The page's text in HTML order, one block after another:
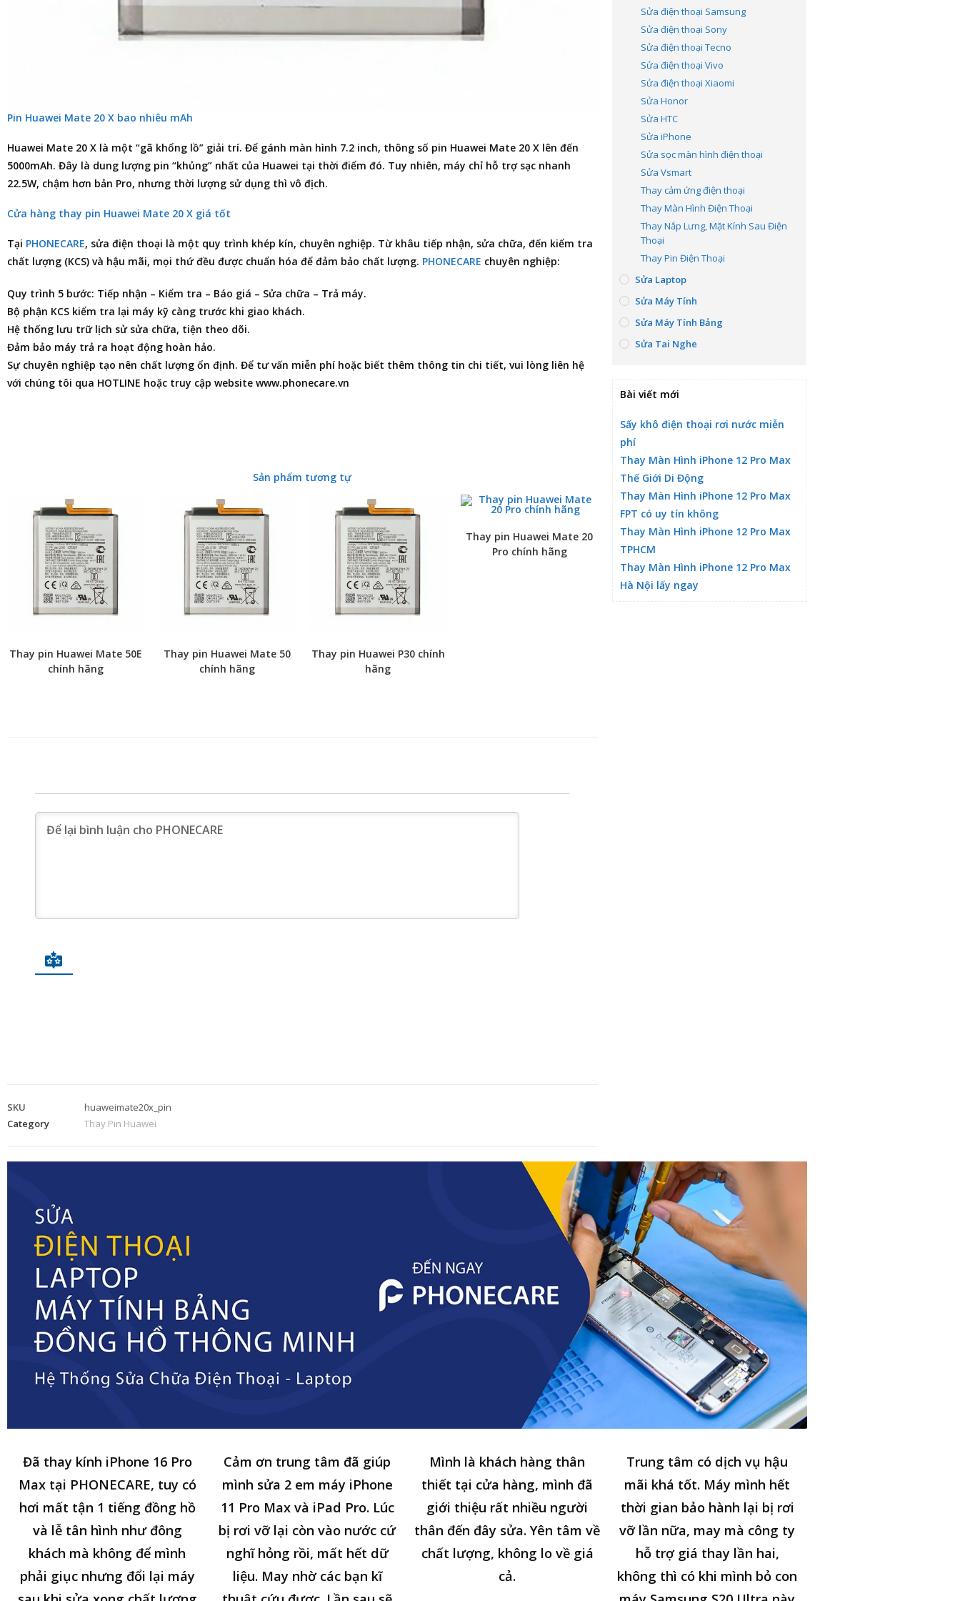
Pin Huawei Mate 20 X bao nhiêu mAh
Huawei Mate 20 X là một “gã khổng lồ” giải trí. Để gánh màn hình 7.2 inch, thông số pin Huawei Mate 20 X lên đến
5000mAh. Đây là dung lượng pin “khủng” nhất của Huawei tại thời điểm đó. Tuy nhiên, máy chỉ hỗ trợ sạc nhanh
22.5W, chậm hơn bản Pro, nhưng thời lượng sử dụng thì vô địch.
Cửa hàng thay pin Huawei Mate 20 X giá tốt
Tại PHONECARE, sửa điện thoại là một quy trình khép kín, chuyên nghiệp. Từ khâu tiếp nhận, sửa chữa, đến kiểm tra
chất lượng (KCS) và hậu mãi, mọi thứ đều được chuẩn hóa để đảm bảo chất lượng. PHONECARE chuyên nghiệp:
Quy trình 5 bước: Tiếp nhận – Kiểm tra – Báo giá – Sửa chữa – Trả máy.
Bộ phận KCS kiểm tra lại máy kỹ càng trước khi giao khách.
Hệ thống lưu trữ lịch sử sửa chữa, tiện theo dõi.
Đảm bảo máy trả ra hoạt động hoàn hảo.
Sự chuyên nghiệp tạo nên chất lượng ổn định. Để tư vấn miễn phí hoặc biết thêm thông tin chi tiết, vui lòng liên hệ
với chúng tôi qua HOTLINE hoặc truy cập website www.phonecare.vn
Sản phẩm tương tự
Thay pin Huawei Mate 50E
chính hãng
Thay pin Huawei Mate 50
chính hãng
Thay pin Huawei P30 chính
hãng
Thay pin Huawei Mate 20
Pro chính hãng
SKU
huaweimate20x_pin
Category
Thay Pin Huawei
Sửa điện thoại Samsung
Sửa điện thoại Sony
Sửa điện thoại Tecno
Sửa điện thoại Vivo
Sửa điện thoại Xiaomi
Sửa Honor
Sửa HTC
Sửa iPhone
Sửa sọc màn hình điện thoại
Sửa Vsmart
Thay cảm ứng điện thoại
Thay Màn Hình Điện Thoại
Thay Nắp Lưng, Mặt Kính Sau Điện
Thoại
Thay Pin Điện Thoại
Sửa Laptop
Sửa Máy Tính
Sửa Máy Tính Bảng
Sửa Tai Nghe
Bài viết mới
Sấy khô điện thoại rơi nước miễn
phí
Thay Màn Hình iPhone 12 Pro Max
Thế Giới Di Động
Thay Màn Hình iPhone 12 Pro Max
FPT có uy tín không
Thay Màn Hình iPhone 12 Pro Max
TPHCM
Thay Màn Hình iPhone 12 Pro Max
Hà Nội lấy ngay
Đã thay kính iPhone 16 Pro
Max tại PHONECARE, tuy có
hơi mất tận 1 tiếng đồng hồ
và lễ tân hình như đông
khách mà không để mình
phải giục nhưng đổi lại máy
Cảm ơn trung tâm đã giúp
mình sửa 2 em máy iPhone
11 Pro Max và iPad Pro. Lúc
bị rơi vỡ lại còn vào nước cứ
nghĩ hỏng rồi, mất hết dữ
liệu. May nhờ các bạn kĩ
Mình là khách hàng thân
thiết tại cửa hàng, mình đã
giới thiệu rất nhiều người
thân đến đây sửa. Yên tâm về
chất lượng, không lo về giá
cả.
Trung tâm có dịch vụ hậu
mãi khá tốt. Máy mình hết
thời gian bảo hành lại bị rơi
vỡ lần nữa, may mà công ty
hỗ trợ giá thay lần hai,
không thì có khi mình bỏ con